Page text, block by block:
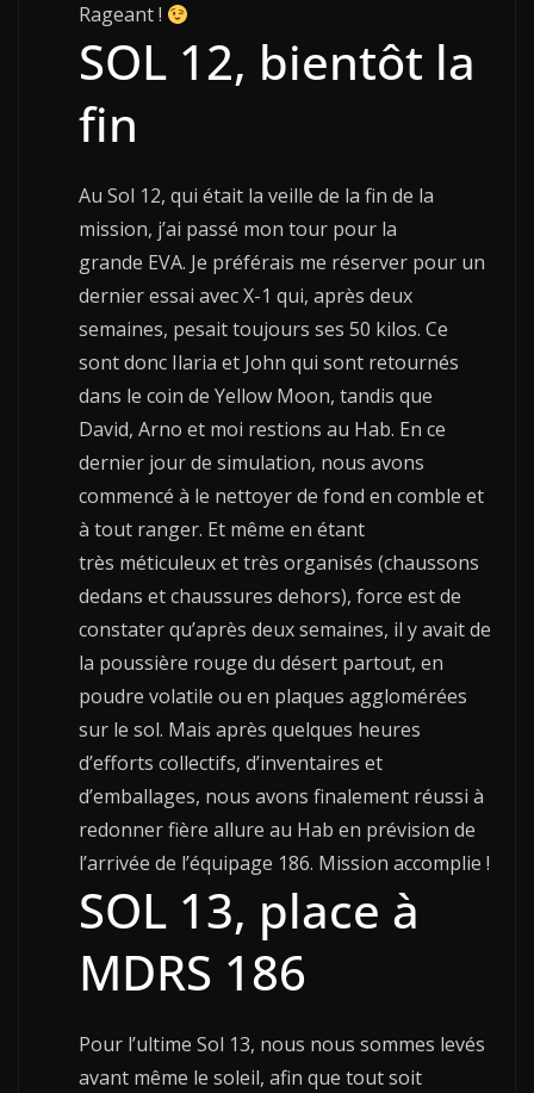
Rageant !
SOL 12, bientôt la
fin
Au Sol 12, qui était la veille de la fin de la
mission, j’ai passé mon tour pour la
grande EVA. Je préférais me réserver pour un
dernier essai avec X-1 qui, après deux
semaines, pesait toujours ses 50 kilos. Ce
sont donc Ilaria et John qui sont retournés
dans le coin de Yellow Moon, tandis que
David, Arno et moi restions au Hab. En ce
dernier jour de simulation, nous avons
commencé à le nettoyer de fond en comble et
à tout ranger. Et même en étant
très méticuleux et très organisés (chaussons
dedans et chaussures dehors), force est de
constater qu’après deux semaines, il y avait de
la poussière rouge du désert partout, en
poudre volatile ou en plaques agglomérées
sur le sol. Mais après quelques heures
d’efforts collectifs, d’inventaires et
d’emballages, nous avons finalement réussi à
redonner fière allure au Hab en prévision de
l’arrivée de l’équipage 186. Mission accomplie !
SOL 13, place à
MDRS 186
Pour l’ultime Sol 13, nous nous sommes levés
avant même le soleil, afin que tout soit